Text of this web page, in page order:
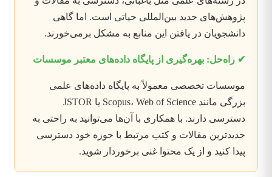
پژوهش‌های جدید بین‌المللی حیاتی است. اما گاهی
دانشجویان در یافتن این منابع به مشکل برمی‌خورند.
✔ راه‌حل: بهره‌گیری از پایگاه داده‌های معتبر موسسات
موسسات تخصصی معمولاً به پایگاه داده‌های علمی
بزرگی مانند Scopus، Web of Science یا JSTOR
دسترسی دارند. با همکاری با آن‌ها می‌توانید به راحتی به
جدیدترین مقالات و کتب مرتبط با حوزه خود دسترسی
پیدا کنید و از یک محتوا غنی برخوردار شوید.